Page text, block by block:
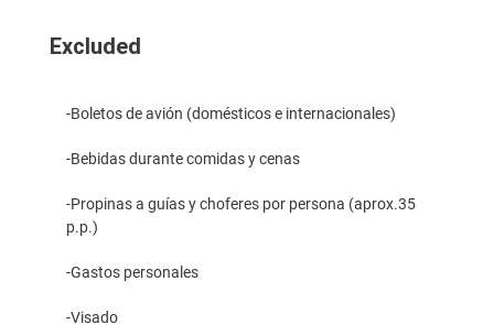
Excluded
-Boletos de avión (domésticos e internacionales)
-Bebidas durante comidas y cenas
-Propinas a guías y choferes por persona (aprox.35
p.p.)
-Gastos personales
-Visado